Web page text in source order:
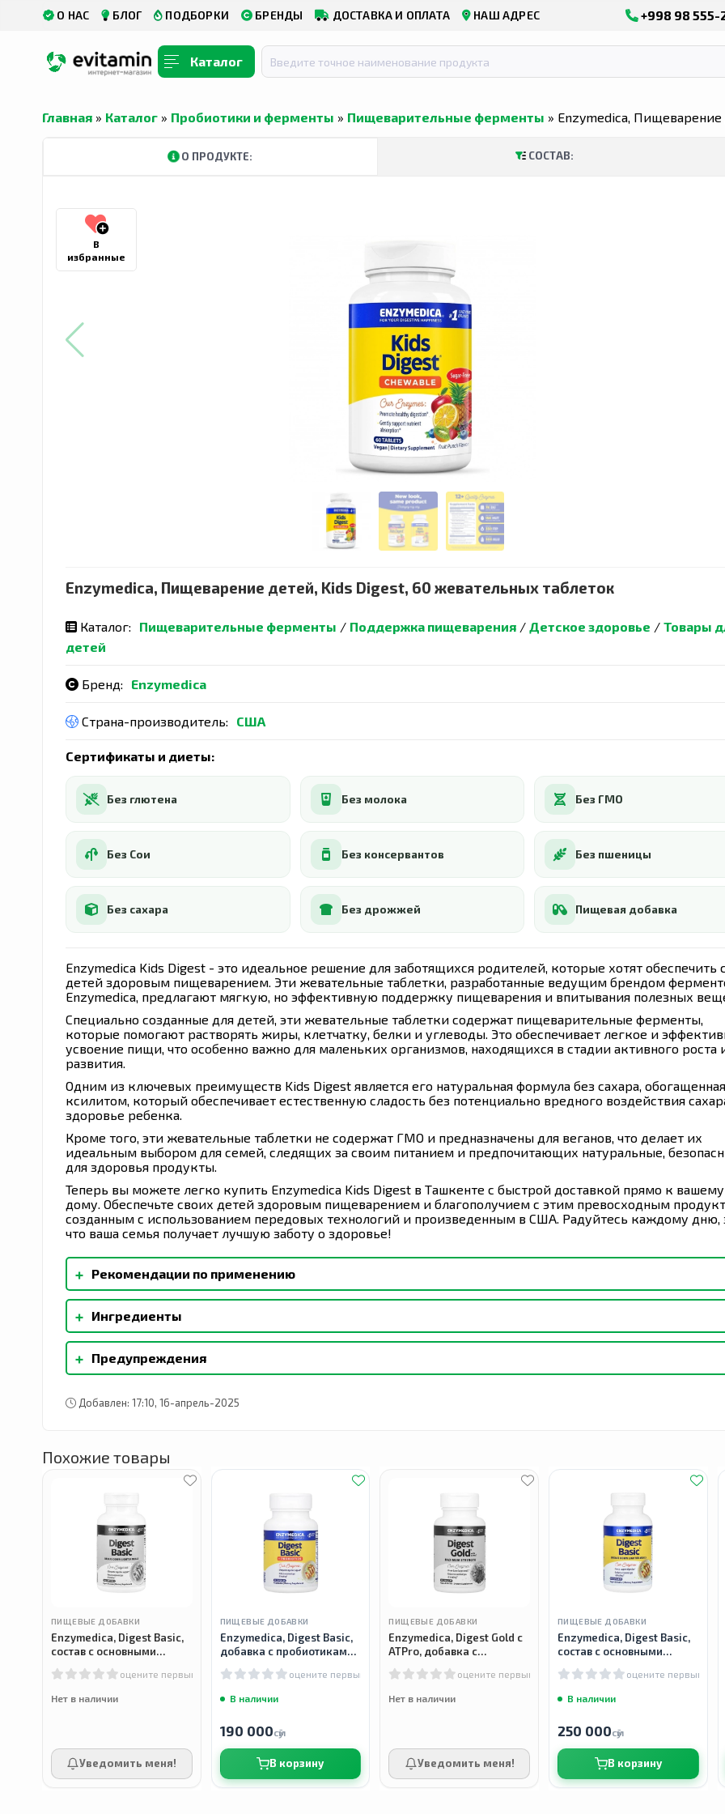
О НАС БЛОГ ПОДБОРКИ БРЕНДЫ ДОСТАВКА И ОПЛАТА НАШ АДРЕС +998 98 555-
Каталог
Главная » Каталог » Пробиотики и ферменты » Пищеварительные ферменты » Enzymedica,
О ПРОДУКТЕ: СОСТАВ:
В
избранные
Enzymedica, Пищеварение детей, Kids Digest, 60 жевательных таблеток
Каталог: Пищеварительные ферменты / Поддержка пищеварения / Детское здоровье / Товары
детей
Бренд: Enzymedica
Страна-производитель: США
Сертификаты и диеты:
Без глютена Без молока Без ГМО
Без Сои Без консервантов Без пшеницы
Без сахара Без дрожжей Пищевая добавка
Enzymedica Kids Digest - это идеальное решение для заботящихся родителей, которые хотят обеспечить
детей здоровым пищеварением. Эти жевательные таблетки, разработанные ведущим брендом
Enzymedica, предлагают мягкую, но эффективную поддержку пищеварения и впитывания полезных
Специально созданные для детей, эти жевательные таблетки содержат пищеварительные ферменты,
которые помогают растворять жиры, клетчатку, белки и углеводы. Это обеспечивает легкое и
усвоение пищи, что особенно важно для маленьких организмов, находящихся в стадии активного роста
развития.
Одним из ключевых преимуществ Kids Digest является его натуральная формула без сахара, обогащенная
ксилитом, который обеспечивает естественную сладость без потенциально вредного воздействия
здоровье ребенка.
Кроме того, эти жевательные таблетки не содержат ГМО и предназначены для веганов, что делает их
идеальным выбором для семей, следящих за своим питанием и предпочитающих натуральные,
для здоровья продукты.
Теперь вы можете легко купить Enzymedica Kids Digest в Ташкенте с быстрой доставкой прямо к вашему
дому. Обеспечьте своих детей здоровым пищеварением и благополучием с этим превосходным
созданным с использованием передовых технологий и произведенным в США. Радуйтесь каждому дню,
что ваша семья получает лучшую заботу о здоровье!
+ Рекомендации по применению
Детям в возрасте от 4 лет принимать по 1 жевательной таблетке до 3 раз в день. Дети должны
разжевывать продукт под наблюдением взрослых.
+ Ингредиенты
Органический декстроза тапиоки, инулин, органическая стевия, лимонная кислота, свекольный сок,
натуральный фруктовый пуансон, органический рисовый концентрат, органическое растительное
покрытие (органический тапиока мальтодекстрин, органический лецитин подсолнечника,
соль, соя, пшеница, дрожжи, орехи, кукуруза, глютен, казеин, картофель, искусственные краски или
+ Предупреждения
в недоступном для детей месте. Не следует использовать продукт, если защитная пленка повреждена
Добавлен: 17:10, 16-апрель-2025
Похожие товары
ПИЩЕВЫЕ ДОБАВКИ
Enzymedica, Digest Basic,
состав с основными
оцените первым
Нет в наличии
Уведомить меня!
ПИЩЕВЫЕ ДОБАВКИ
Enzymedica, Digest Basic,
добавка с пробиотиками,
оцените первым
В наличии
190 000сӯм
В корзину
ПИЩЕВЫЕ ДОБАВКИ
Enzymedica, Digest Gold с
ATPro, добавка с
ферментами, 90 капсул
оцените первым
Нет в наличии
Уведомить меня!
ПИЩЕВЫЕ ДОБАВКИ
Enzymedica, Digest Basic,
состав с основными
оцените первым
В наличии
250 000сӯм
В корзину